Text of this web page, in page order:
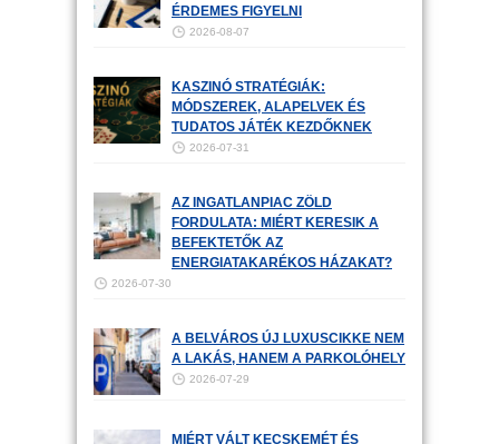
ÉRDEMES FIGYELNI
2026-08-07
KASZINÓ STRATÉGIÁK:
MÓDSZEREK, ALAPELVEK ÉS
TUDATOS JÁTÉK KEZDŐKNEK
2026-07-31
AZ INGATLANPIAC ZÖLD
FORDULATA: MIÉRT KERESIK A
BEFEKTETŐK AZ
ENERGIATAKARÉKOS HÁZAKAT?
2026-07-30
A BELVÁROS ÚJ LUXUSCIKKE NEM
A LAKÁS, HANEM A PARKOLÓHELY
2026-07-29
MIÉRT VÁLT KECSKEMÉT ÉS